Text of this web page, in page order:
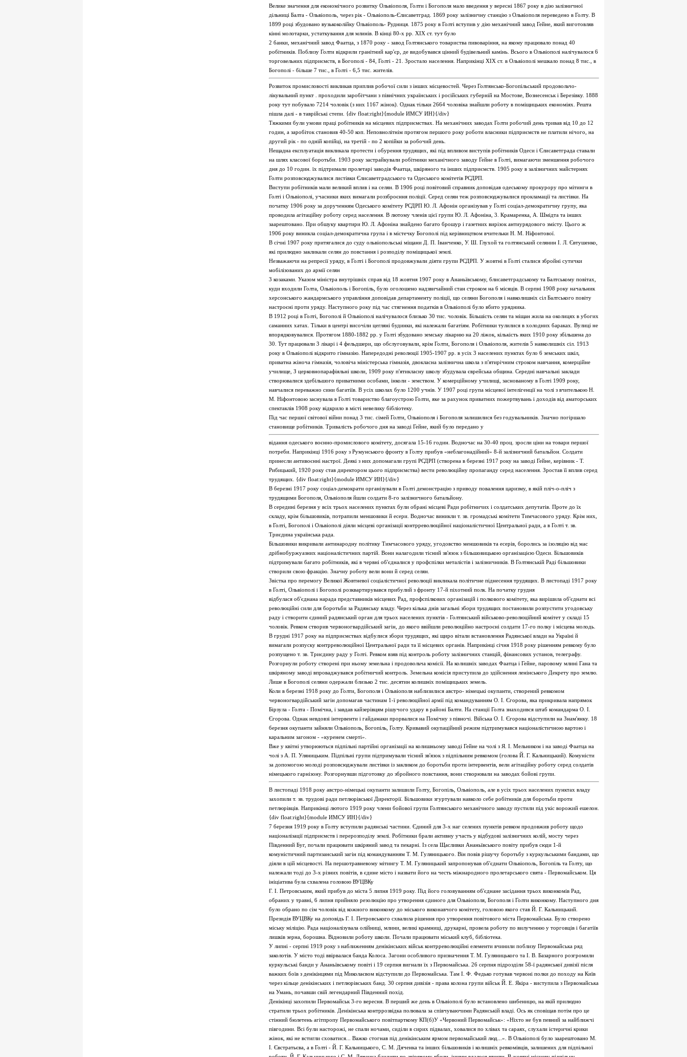
Велике значення для економічного розвитку Ольвіополя, Голти і Богополя мало введення у вересні 1867 року в дію залізничної
дільниці Балта - Ольвіополь, через рік - Ольвіополь-Єлисаветград. 1869 року залізничну станцію з Ольвіополя переведено в Голту. В
1899 році збудовано вузькоколійку Ольвіополь- Рудниця. 1875 року в Голті вступив у дію механічний завод Гейне, який виготовляв
кінні молотарки, устаткування для млинів. В кінці 80-х рр. XIX ст. тут було
2 банки, механічний завод Фаатца, з 1870 року - завод Голтянського товариства пивоваріння, на якому працювало понад 40
робітників. Поблизу Голти відкрили гранітний кар'єр, де видобувався цінний будівельний камінь. Всього в Ольвіополі налічувалося 6
торговельних підприємств, в Богополі - 84, Голті - 21. Зростало населення. Наприкінці XIX ст. в Ольвіополі мешкало понад 8 тис., в
Богополі - більше 7 тис., в Голті - 6,5 тис. жителів.
Розвиток промисловості викликав приплив робочої сили з інших місцевостей. Через Голтянсько-Богопільський продовольчо-
лікувальний пункт . проходили заробітчани з північних українських і російських губерній на Мостове, Вознесенськ і Березівку. 1888
року тут побувало 7214 чоловік (з них 1167 жінок). Однак тільки 2664 чоловіка знайшли роботу в поміщицьких економіях. Решта
пішла далі - в таврійські степи. {div float:right}{module ИМСУ ИН}{/div}
Тяжкими були умови праці робітників на місцевих підприємствах. На механічних заводах Голти робочий день тривав від 10 до 12
годин, а заробіток становив 40-50 коп. Неповнолітнім протягом першого року роботи власники підприємств не платили нічого, на
другий рік - по одній копійці, на третій - по 2 копійки за робочий день.
Нещадна експлуатація викликала протести і обурення трудящих, які під впливом виступів робітників Одеси і Єлисаветграда ставали
на шлях класової боротьби. 1903 року застрайкували робітники механічного заводу Гейне в Голті, вимагаючи зменшення робочого
дня до 10 годин. їх підтримали пролетарі заводів Фаатца, шкіряного та інших підприємств. 1905 року в залізничних майстернях
Голти розповсюджувалися листівки Єлисаветградського та Одеського комітетів РСДРП.
Виступи робітників мали великий вплив і на селян. В 1906 році повітовий справник доповідав одеському прокурору про мітинги в
Голті і Ольвіополі, учасники яких вимагали роззброєння поліції. Серед селян теж розповсюджувалися прокламації та листівки. На
початку 1906 року за дорученням Одеського комітету РСДРП Ю. Л. Афонін організував у Голті соціал-демократичну групу, яка
проводила агітаційну роботу серед населення. В лютому членів цієї групи Ю. Л. Афоніна, 3. Крамаренка, А. Шмідта та інших
заарештовано. При обшуку квартири Ю. Л. Афоніна знайдено багато брошур і газетних вирізок антиурядового змісту. Цього ж
1906 року виникла соціал-демократична група і в містечку Богополі під керівництвом вчительки Н. М. Ніфонтової.
В січні 1907 року притягалися до суду ольвіопольські міщани Д. П. Іванченко, У. Ш. Глухой та голтянський селянин І. Л. Євтушенко,
які прилюдно закликали селян до повстання і розподілу поміщицької землі.
Незважаючи на репресії уряду, в Голті і Богополі продовжували діяти групи РСДРП. У жовтні в Голті сталися збройні сутички
мобілізованих до армії селян
3 козаками. Указом міністра внутрішніх справ від 18 жовтня 1907 року в Ананьївському, блисаветградському та Балтському повітах,
куди входили Голта, Ольвіополь і Богопіль, було оголошено надзвичайний стан строком на 6 місяців. В серпні 1908 року начальник
херсонського жандармського управління доповідав департаменту поліції, що селяни Богополя і навколишніх сіл Балтського повіту
настроєні проти уряду. Наступного року під час стягнення податків в Ольвіополі було вбито урядника.
В 1912 році в Голті, Богополі й Ольвіополі налічувалося близько 30 тис. чоловік. Більшість селян та міщан жила на околицях в убогих
саманних хатах. Тільки в центрі височіли цегляні будинки, які належали багатіям. Робітники тулилися в холодних бараках. Вулиці не
впорядковувалися. Протягом 1880-1882 рр. у Голті збудовано земську лікарню на 20 ліжок, кількість яких 1910 року збільшена до
30. Тут працювали 3 лікарі і 4 фельдшери, що обслуговували, крім Голти, Богополя і Ольвіополя, жителів 5 навколишніх сіл. 1913
року в Ольвіополі відкрито гімназію. Напередодні революції 1905-1907 рр. в усіх 3 населених пунктах було 6 земських шкіл,
приватна жіноча гімназія, чоловіча міністерська гімназія, двокласна залізнична школа з п'ятирічним строком навчання, комерційне
училище, З церковнопарафіяльні школи, 1909 року п'ятикласну школу збудувала єврейська община. Середні навчальні заклади
створювалися здебільшого приватними особами, інколи - земством. У комерційному училищі, заснованому в Голті 1909 року,
навчалися переважно сини багатіїв. В усіх школах було 1200 учнів. У 1907 році група місцевої інтелігенції на чолі з вчителькою Н.
М. Ніфонтовою заснувала в Голті товариство благоустрою Голти, яке за рахунок приватних пожертвувань і доходів від аматорських
спектаклів 1908 року відкрило в місті невелику бібліотеку.
Під час першої світової війни понад 3 тис. сімей Голти, Ольвіополя і Богополя залишилися без годувальників. Значно погіршало
становище робітників. Тривалість робочого дня на заводі Гейне, який було передано у
відання одеського воєнно-промислового комітету, досягала 15-16 годин. Водночас на 30-40 проц. зросли ціни на товари першої
потреби. Наприкінці 1916 року з Румунського фронту в Голту прибув «неблагонадійний» 8-й залізничний батальйон. Солдати
принесли антивоєнні настрої. Деякі з них допомагали групі РСДРП (створена в березні 1917 року на заводі Гейне, керівник - Т.
Рибицький, 1920 року став директором цього підприємства) вести революційну пропаганду серед населення. Зростав її вплив серед
трудящих. {div float:right}{module ИМСУ ИН}{/div}
В березні 1917 року соціал-демократи організували в Голті демонстрацію з приводу повалення царизму, в якій пліч-о-пліч з
трудящими Богополя, Ольвіополя йшли солдати 8-го залізничного батальйону.
В середині березня у всіх трьох населених пунктах були обрані місцеві Ради робітничих і солдатських депутатів. Проте до їх
складу, крім більшовиків, потрапили меншовики й есери. Водночас виникли т. зв. громадські комітети Тимчасового уряду. Крім них,
в Голті, Богополі і Ольвіополі діяли місцеві організації контрреволюційної націоналістичної Центральної ради, а в Голті т. зв.
Триєдина українська рада.
Більшовики викривали антинародну політику Тимчасового уряду, угодовство меншовиків та есерів, боролись за ізоляцію від мас
дрібнобуржуазних націоналістичних партій. Вони налагодили тісний зв'язок з більшовицькою організацією Одеси. Більшовиків
підтримували багато робітників, які в червні об'єдналися у профспілки металістів і залізничників. В Голтянській Раді більшовики
створили свою фракцію. Значну роботу вели вони й серед селян.
Звістка про перемогу Великої Жовтневої соціалістичної революції викликала політичне піднесення трудящих. В листопаді 1917 року
в Голті, Ольвіополі і Богополі розквартирувався прибулий з фронту 17-й піхотний полк. На початку грудня
відбулася об'єднана нарада представників місцевих Рад, профспілкових організацій і полкового комітету, яка вирішила об'єднати всі
революційні сили для боротьби за Радянську владу. Через кілька днів загальні збори трудящих постановили розпустити угодовську
раду і створити єдиний радянський орган для трьох населених пунктів - Голтянський військово-революційний комітет у складі 15
чоловік. Ревком створив червоногвардійський загін, до якого ввійшли революційно настроєні солдати 17-го полку і місцева молодь.
В грудні 1917 року на підприємствах відбулися збори трудящих, які щиро вітали встановлення Радянської влади на Україні й
вимагали розпуску контрреволюційної Центральної ради та її місцевих органів. Наприкінці січня 1918 року рішенням ревкому було
розпущено т. зв. Триєдину раду у Голті. Ревком взяв під контроль роботу залізничних станцій, фінансових установ, телеграфу.
Розгорнули роботу створені при ньому земельна і продовольча комісії. На колишніх заводах Фаатца і Гейне, паровому млині Гана та
шкіряному заводі впроваджувався робітничий контроль. Земельна комісія приступила до здійснення ленінського Декрету про землю.
Лише в Богополі селяни одержали близько 2 тис. десятин колишніх поміщицьких земель.
Коли в березні 1918 року до Голти, Богополя і Ольвіополя наблизилися австро- німецькі окупанти, створений ревкомом
червоногвардійський загін допомагав частинам 1-ї революційної армії під командуванням О. І. Єгорова, яка прикривала напрямок
Бірзула - Голта - Помічна, і завдав кайзерівцям рішучого удару в районі Балти. На станції Голта знаходився штаб командарма О. І.
Єгорова. Однак невдовзі інтервенти і гайдамаки прорвалися на Помічну з півночі. Війська О. І. Єгорова відступили на Знам'янку. 18
березня окупанти зайняли Ольвіополь, Богопіль, Голту. Кривавий окупаційний режим підтримувався націоналістичною вартою і
каральним загоном - «куренем смерті».
Вже у квітні утворюються підпільні партійні організації на колишньому заводі Гейне на чолі з Я. І. Мельником і на заводі Фаатца на
чолі з А. П. Уляницьким. Підпільні групи підтримували тісний зв'язок з підпільним ревкомом (голова Й. Г. Кальницький). Комуністи
за допомогою молоді розповсюджували листівки із закликом до боротьби проти інтервентів, вели агітаційну роботу серед солдатів
німецького гарнізону. Розгорнувши підготовку до збройного повстання, вони створювали на заводах бойові групи.
В листопаді 1918 року австро-німецькі окупанти залишили Голту, Богопіль, Ольвіополь, але в усіх трьох населених пунктах владу
захопили т. зв. трудові ради петлюрівської Директорії. Більшовики згуртували навколо себе робітників для боротьби проти
петлюрівців. Наприкінці лютого 1919 року члени бойової групи Голтянського механічного заводу пустили під укіс ворожий ешелон.
{div float:right}{module ИМСУ ИН}{/div}
7 березня 1919 року в Голту вступили радянські частини. Єдиний для 3-х наг селених пунктів ревком продовжив роботу щодо
націоналізації підприємств і перерозподілу землі. Робітники брали активну участь у відбудові залізничних колій, мосту через
Південний Буг, почали працювати шкіряний завод та пекарні. Із села Щасливки Ананьївського повіту прибув сюди 1-й
комуністичний партизанський загін під командуванням Т. М. Гуляницького. Він повів рішучу боротьбу з куркульськими бандами, що
діяли в цій місцевості. На першотравневому мітингу Т. М. Гуляницький запропонував об'єднати Ольвіополь, Богопіль та Голту, що
належали тоді до 3-х різних повітів, в єдине місто і назвати його на честь міжнародного пролетарського свята - Первомайськом. Ця
ініціатива була схвалена головою ВУЦВКу
Г. І. Петровським, який прибув до міста 5 липня 1919 року. Під його головуванням об'єднане засідання трьох виконкомів Рад,
обраних у травні, 6 липня прийняло резолюцію про утворення єдиного для Ольвіополя, Богополя і Голти виконкому. Наступного дня
було обрано по сім чоловік від кожного виконкому до міського виконавчого комітету, головою якого став Й. Г. Кальницький.
Президія ВУЦВКу на доповідь Г. І. Петровського схвалила рішення про утворення повітового міста Первомайська. Було створено
міську міліцію. Рада націоналізувала олійниці, млини, великі крамниці, друкарні, провела роботу по вилученню у торговців і багатіїв
лишків зерна, борошна. Відновили роботу школи. Почали працювати міський клуб, бібліотека.
У липні - серпні 1919 року з наближенням денікінських військ контрреволюційні елементи вчинили поблизу Первомайська ряд
заколотів. У місто тоді ввірвалася банда Колоса. Загони особливого призначення Т. М. Гуляницького та І. В. Базарного розгромили
куркульські банди у Ананьївському повіті і 19 серпня вигнали їх з Первомайська. 26 серпня підрозділи 58-ї радянської дивізії після
важких боїв з денікінцями під Миколаєвом відступили до Первомайська. Там І. Ф. Федько готував червоні полки до походу на Київ
через кільце денікінських і петлюрівських банд. 30 серпня дивізія - права колона групи військ Й. Е. Якіра - виступила з Первомайська
на Умань, почавши свій легендарний Південний похід.
Денікінці захопили Первомайськ 3-го вересня. В перший же день в Ольвіополі було встановлено шибеницю, на якій прилюдно
стратили трьох робітників. Денікінська контррозвідка полювала за співчуваючими Радянській владі. Ось як сповіщав потім про це
стінний бюлетень агітпропу Первомайського повітпарткому КП(б)У «Червоний Первомайськ»: «Ніхто не був певний за найближчі
півгодини. Всі були насторожі, не спали ночами, сиділи в сирих підвалах, ховалися по хлівах та сараях, слухали істеричні крики
жінок, які не встигли сховатися... Важко стогнав під денікінським ярмом первомайський люд...». В Ольвіополі було заарештовано М.
І. Євстратьєва, а в Голті - Й. Г. Кальницького, С. М. Дяченка та інших більшовиків і колишніх ревкомівців, залишених для підпільної